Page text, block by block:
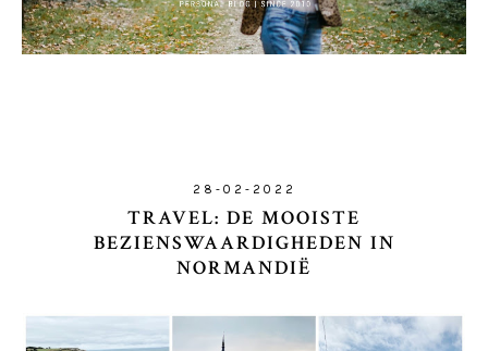
28-02-2022
TRAVEL: DE MOOISTE
BEZIENSWAARDIGHEDEN IN
NORMANDIË